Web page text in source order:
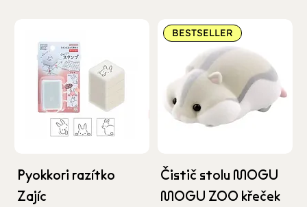
Pyokkori razítko
Zajíc
BESTSELLER
Čistič stolu MOGU
MOGU ZOO křeček